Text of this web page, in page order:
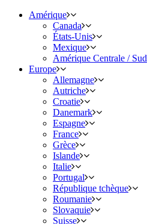
Amérique
Canada
États-Unis
Mexique
Amérique Centrale / Sud
Europe
Allemagne
Autriche
Croatie
Danemark
Espagne
France
Grèce
Islande
Italie
Portugal
République tchèque
Roumanie
Slovaquie
Suisse